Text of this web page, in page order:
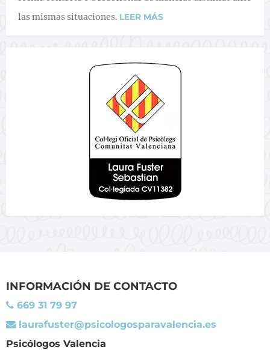
las mismas situaciones. LEER MÁS
INFORMACIÓN DE CONTACTO
669 31 79 97
laurafuster@psicologosparavalencia.es
Psicólogos Valencia